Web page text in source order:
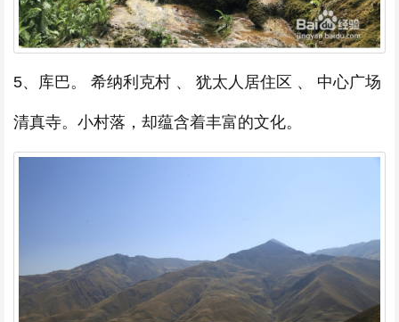
5、库巴。 希纳利克村 、 犹太人居住区 、 中心广场
清真寺。小村落，却蕴含着丰富的文化。